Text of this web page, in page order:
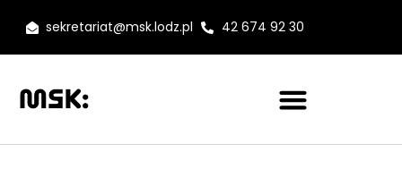
sekretariat@msk.lodz.pl 42 674 92 30